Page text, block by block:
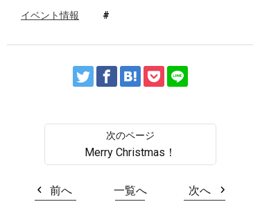
イベント情報
Merry Christmas！
前へ 一覧へ 次へ